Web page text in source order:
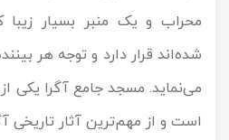
محراب و یک منبر بسیار
شده‌اند قرار دارد و توجه هر
می‌نماید. مسجد جامع آگرا یکی
است و از مهم‌ترین آثار تاریخی